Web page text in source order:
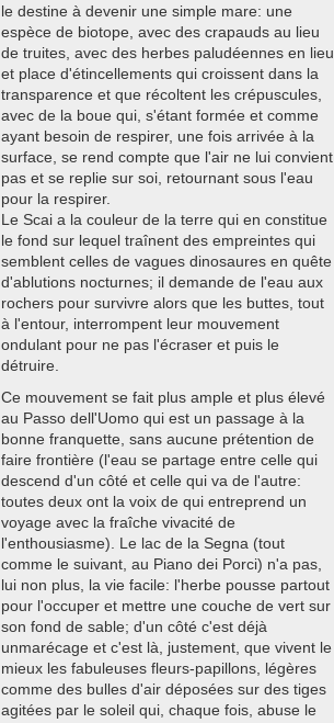
le destine à devenir une simple mare: une
espèce de biotope, avec des crapauds au lieu
de truites, avec des herbes paludéennes en lieu
et place d'étincellements qui croissent dans la
transparence et que récoltent les crépuscules,
avec de la boue qui, s'étant formée et comme
ayant besoin de respirer, une fois arrivée à la
surface, se rend compte que l'air ne lui convient
pas et se replie sur soi, retournant sous l'eau
pour la respirer.
Le Scai a la couleur de la terre qui en constitue
le fond sur lequel traînent des empreintes qui
semblent celles de vagues dinosaures en quête
d'ablutions nocturnes; il demande de l'eau aux
rochers pour survivre alors que les buttes, tout
à l'entour, interrompent leur mouvement
ondulant pour ne pas l'écraser et puis le
détruire.
Ce mouvement se fait plus ample et plus élevé
au Passo dell'Uomo qui est un passage à la
bonne franquette, sans aucune prétention de
faire frontière (l'eau se partage entre celle qui
descend d'un côté et celle qui va de l'autre:
toutes deux ont la voix de qui entreprend un
voyage avec la fraîche vivacité de
l'enthousiasme). Le lac de la Segna (tout
comme le suivant, au Piano dei Porci) n'a pas,
lui non plus, la vie facile: l'herbe pousse partout
pour l'occuper et mettre une couche de vert sur
son fond de sable; d'un côté c'est déjà
unmarécage et c'est là, justement, que vivent le
mieux les fabuleuses fleurs-papillons, légères
comme des bulles d'air déposées sur des tiges
agitées par le soleil qui, chaque fois, abuse le